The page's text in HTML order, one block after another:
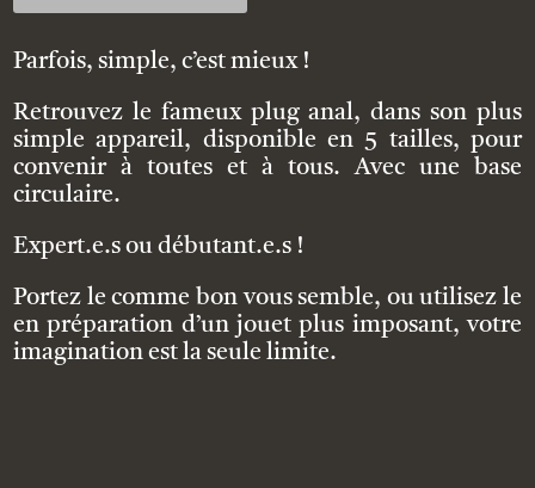
e
n
a
e
Parfois, simple, c’est mieux !
Retrouvez le fameux plug anal, dans son plus
simple appareil, disponible en 5 tailles, pour
convenir à toutes et à tous. Avec une base
circulaire.
Expert.e.s ou débutant.e.s !
Portez le comme bon vous semble, ou utilisez le
en préparation d’un jouet plus imposant, votre
imagination est la seule limite.